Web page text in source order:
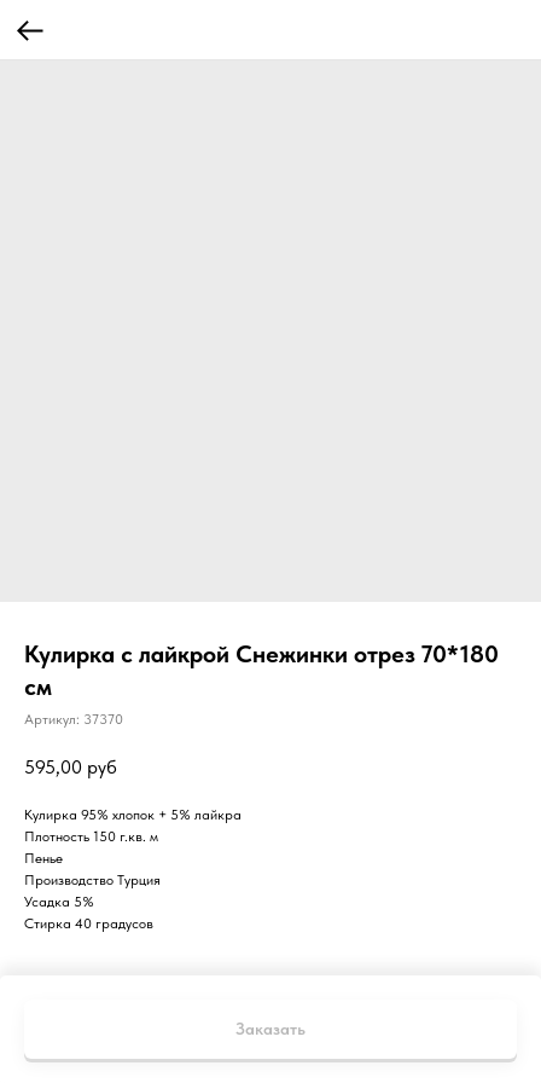
Кулирка с лайкрой Снежинки отрез 70*180
см
Артикул: 37370
595,00 руб
Заказать
Кулирка 95% хлопок + 5% лайкра
Плотность 150 г.кв. м
Пенье
Производство Турция
Усадка 5%
Стирка 40 градусов